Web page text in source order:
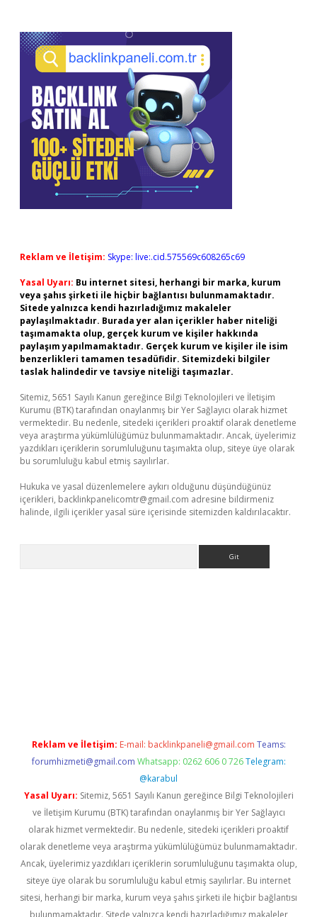
Reklam ve İletişim: Skype: live:.cid.575569c608265c69
Yasal Uyarı: Bu internet sitesi, herhangi bir marka, kurum
veya şahıs şirketi ile hiçbir bağlantısı bulunmamaktadır.
Sitede yalnızca kendi hazırladığımız makaleler
paylaşılmaktadır. Burada yer alan içerikler haber niteliği
taşımamakta olup, gerçek kurum ve kişiler hakkında
paylaşım yapılmamaktadır. Gerçek kurum ve kişiler ile isim
benzerlikleri tamamen tesadüfidir. Sitemizdeki bilgiler
taslak halindedir ve tavsiye niteliği taşımazlar.
Sitemiz, 5651 Sayılı Kanun gereğince Bilgi Teknolojileri ve İletişim
Kurumu (BTK) tarafından onaylanmış bir Yer Sağlayıcı olarak hizmet
vermektedir. Bu nedenle, sitedeki içerikleri proaktif olarak denetleme
veya araştırma yükümlülüğümüz bulunmamaktadır. Ancak, üyelerimiz
yazdıkları içeriklerin sorumluluğunu taşımakta olup, siteye üye olarak
bu sorumluluğu kabul etmiş sayılırlar.
Hukuka ve yasal düzenlemelere aykırı olduğunu düşündüğünüz
içerikleri, backlinkpanelicomtr@gmail.com adresine bildirmeniz
halinde, ilgili içerikler yasal süre içerisinde sitemizden kaldırılacaktır.
Reklam ve İletişim: E-mail: backlinkpaneli@gmail.com Teams:
forumhizmeti@gmail.com Whatsapp: 0262 606 0 726 Telegram:
@karabul
Yasal Uyarı: Sitemiz, 5651 Sayılı Kanun gereğince Bilgi Teknolojileri
ve İletişim Kurumu (BTK) tarafından onaylanmış bir Yer Sağlayıcı
olarak hizmet vermektedir. Bu nedenle, sitedeki içerikleri proaktif
olarak denetleme veya araştırma yükümlülüğümüz bulunmamaktadır.
Ancak, üyelerimiz yazdıkları içeriklerin sorumluluğunu taşımakta olup,
siteye üye olarak bu sorumluluğu kabul etmiş sayılırlar. Bu internet
sitesi, herhangi bir marka, kurum veya şahıs şirketi ile hiçbir bağlantısı
bulunmamaktadır. Sitede yalnızca kendi hazırladığımız makaleler